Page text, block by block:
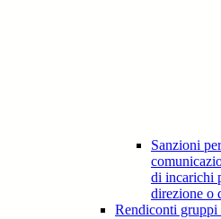
Sanzioni
di incarichi
direzione o
Rendiconti